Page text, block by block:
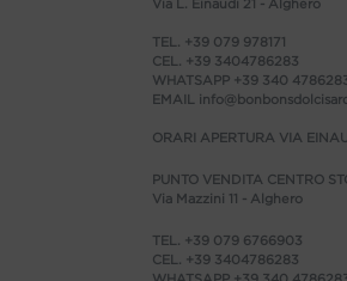
Via L. Einaudi 21 - Alghero
TEL. +39 079 978171
CEL. +39 3404786283
WHATSAPP +39 340
EMAIL
ORARI APERTURA VIA
PUNTO VENDITA CENTRO
Via Mazzini 11 - Alghero
TEL. +39 079 6766903
CEL. +39 3404786283